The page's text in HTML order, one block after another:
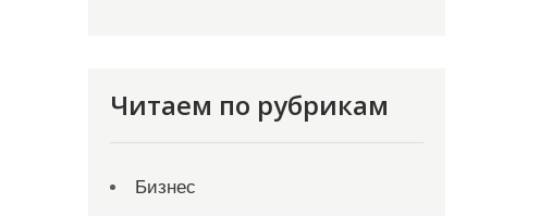
Читаем по рубрикам
Бизнес